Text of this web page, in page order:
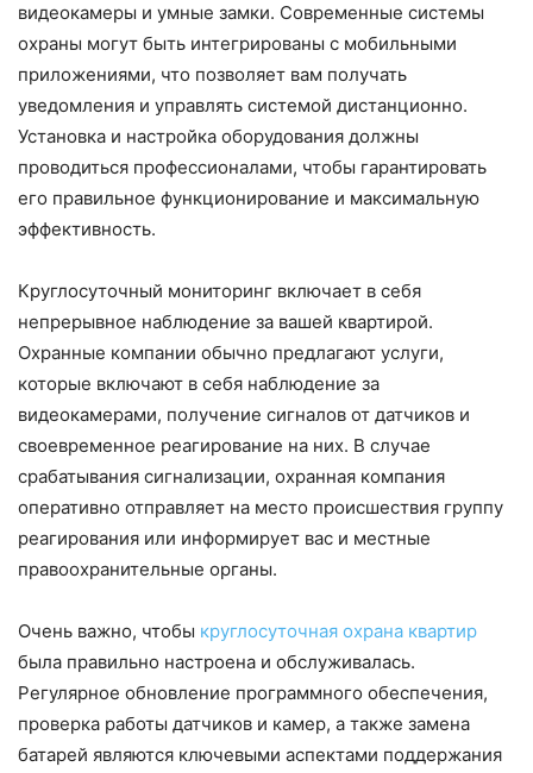
видеокамеры и умные замки. Современные системы
охраны могут быть интегрированы с мобильными
приложениями, что позволяет вам получать
уведомления и управлять системой дистанционно.
Установка и настройка оборудования должны
проводиться профессионалами, чтобы гарантировать
его правильное функционирование и максимальную
эффективность.
Круглосуточный мониторинг включает в себя
непрерывное наблюдение за вашей квартирой.
Охранные компании обычно предлагают услуги,
которые включают в себя наблюдение за
видеокамерами, получение сигналов от датчиков и
своевременное реагирование на них. В случае
срабатывания сигнализации, охранная компания
оперативно отправляет на место происшествия группу
реагирования или информирует вас и местные
правоохранительные органы.
Очень важно, чтобы круглосуточная охрана квартир
была правильно настроена и обслуживалась.
Регулярное обновление программного обеспечения,
проверка работы датчиков и камер, а также замена
батарей являются ключевыми аспектами поддержания